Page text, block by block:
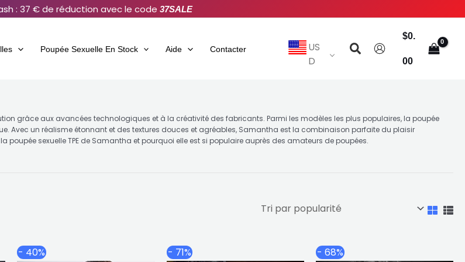
: 37 € de réduction avec le code 37SALE
Poupée Sexuelle En Stock Aide Contacter
US
D
Rechercher
$0.
00
grâce aux avancées technologiques et à la créativité des fabricants. Parmi les modèles les plus populaires, la poupée
Avec un réalisme étonnant et des textures douces et agréables, Samantha est la combinaison parfaite du plaisir
poupée sexuelle TPE de Samantha et pourquoi elle est si populaire auprès des amateurs de poupées.
- 40% - 71% - 68%